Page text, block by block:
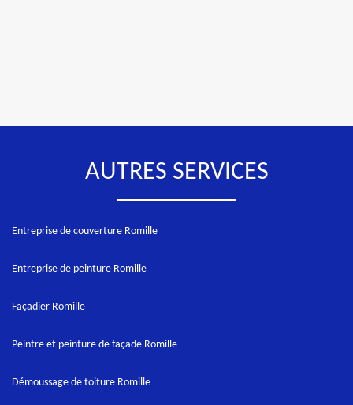
AUTRES SERVICES
Entreprise de couverture Romille
Entreprise de peinture Romille
Façadier Romille
Peintre et peinture de façade Romille
Démoussage de toiture Romille